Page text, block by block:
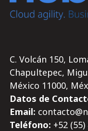
C. Volcán 150,
Chapultepec,
México 11000,
Datos de
Email:
Teléfono: +52 (55)